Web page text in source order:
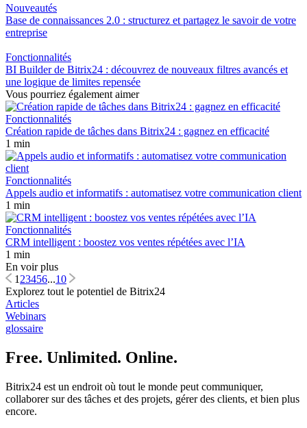
Nouveautés
Base de connaissances 2.0 : structurez et partagez le savoir de votre
entreprise
Fonctionnalités
BI Builder de Bitrix24 : découvrez de nouveaux filtres avancés et
une logique de limites repensée
Vous pourriez également aimer
Fonctionnalités
Création rapide de tâches dans Bitrix24 : gagnez en efficacité
1 min
Fonctionnalités
Appels audio et informatifs : automatisez votre communication client
1 min
Fonctionnalités
CRM intelligent : boostez vos ventes répétées avec l’IA
1 min
En voir plus
123456...10
Explorez tout le potentiel de Bitrix24
Articles
Webinars
glossaire
Free. Unlimited. Online.
Bitrix24 est un endroit où tout le monde peut communiquer,
collaborer sur des tâches et des projets, gérer des clients, et bien plus
encore.